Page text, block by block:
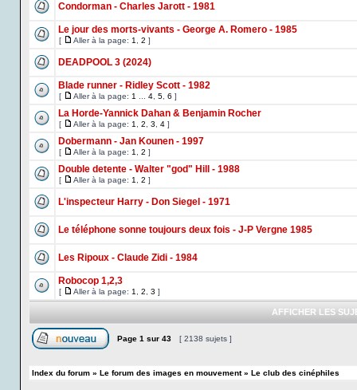
Condorman - Charles Jarott - 1981
Le jour des morts-vivants - George A. Romero - 1985
[ Aller à la page: 1 2 ]
DEADPOOL 3 (2024)
Blade runner - Ridley Scott - 1982
[ Aller à la page: 1 4 5 6 ]
La Horde-Yannick Dahan & Benjamin Rocher
[ Aller à la page: 1 2 3 4 ]
Dobermann - Jan Kounen - 1997
[ Aller à la page: 1 2 ]
Double detente - Walter "god" Hill - 1988
[ Aller à la page: 1 2 ]
L'inspecteur Harry - Don Siegel - 1971
Le téléphone sonne toujours deux fois - J-P Vergne 1985
Les Ripoux - Claude Zidi - 1984
Robocop 1,2,3
[ Aller à la page: 1 2 3 ]
AFFICHER LES
Page 1 sur 43 [ 2138 sujets ]
Index du forum » Le forum des images en mouvement» Le club des cinéphiles